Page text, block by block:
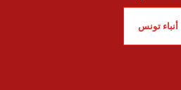
أنباء تونس